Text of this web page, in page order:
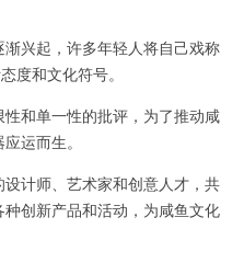
兴起，许多年轻人将自己戏称
度和文化符号。
和单一性的批评，为了推动咸
运而生。
计师、艺术家和创意人才，共
创新产品和活动，为咸鱼文化